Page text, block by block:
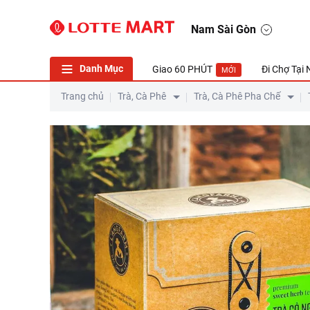
Nam Sài Gòn
Danh Mục Giao 60 PHÚT MỚI Đi Chợ Tại
Trang chủ Trà, Cà Phê Trà, Cà Phê Pha Chế